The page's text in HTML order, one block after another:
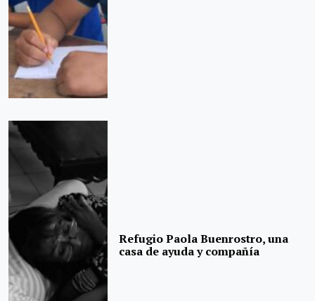
Refugio Paola Buenrostro, una
casa de ayuda y compañía